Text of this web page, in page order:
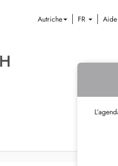
Autriche FR Aide